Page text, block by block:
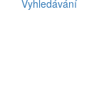
Vyhledávání